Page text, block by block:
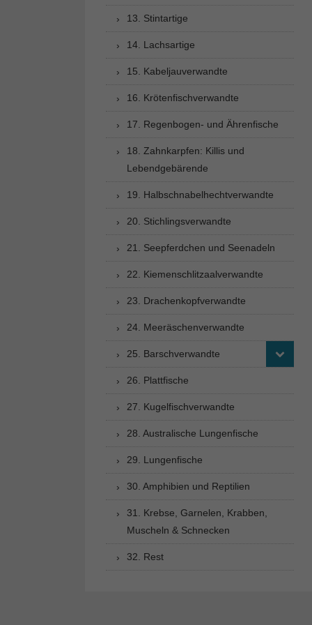
13. Stintartige
14. Lachsartige
15. Kabeljauverwandte
16. Krötenfischverwandte
17. Regenbogen- und Ährenfische
18. Zahnkarpfen: Killis und
Lebendgebärende
19. Halbschnabelhechtverwandte
20. Stichlingsverwandte
21. Seepferdchen und Seenadeln
22. Kiemenschlitzaalverwandte
23. Drachenkopfverwandte
24. Meeräschenverwandte
25. Barschverwandte
26. Plattfische
27. Kugelfischverwandte
28. Australische Lungenfische
29. Lungenfische
30. Amphibien und Reptilien
31. Krebse, Garnelen, Krabben,
Muscheln & Schnecken
32. Rest